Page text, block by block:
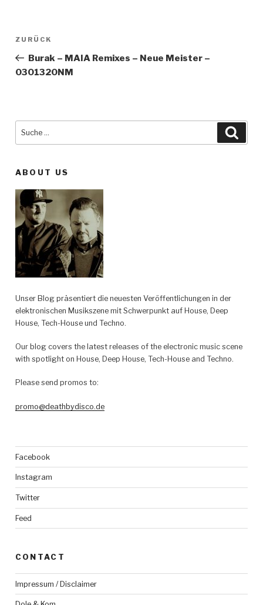
Beitragsnavigation
Vorheriger
ZURÜCK
Burak – MAIA Remixes – Neue Meister –
0301320NM
ABOUT US
Unser Blog präsentiert die neuesten Veröffentlichungen in der
elektronischen Musikszene mit Schwerpunkt auf House, Deep
House, Tech-House und Techno.
Our blog covers the latest releases of the electronic music scene
with spotlight on House, Deep House, Tech-House and Techno.
Please send promos to:
promo@deathbydisco.de
Facebook
Instagram
Twitter
Feed
CONTACT
Impressum / Disclaimer